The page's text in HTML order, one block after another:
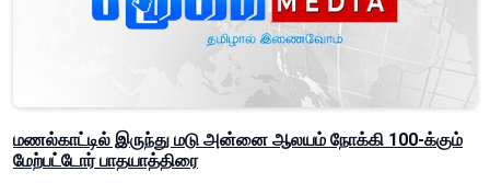
மணல்காட்டில் இருந்து மடு அன்னை ஆலயம் நோக்கி 100-க்கும்
மேற்பட்டோர் பாதயாத்திரை